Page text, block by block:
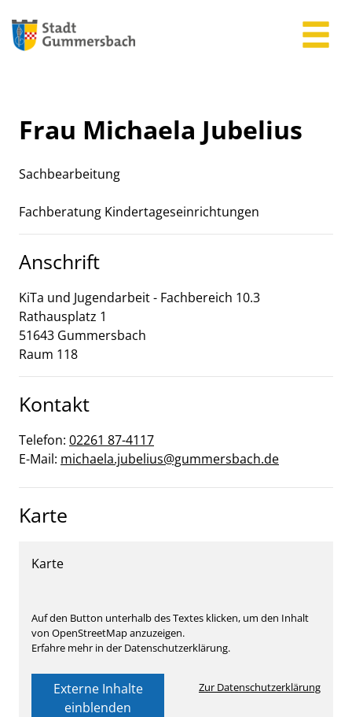
Frau Michaela Jubelius
Sachbearbeitung
Beschreibung
Fachberatung Kindertageseinrichtungen
Anschrift
KiTa und Jugendarbeit - Fachbereich 10.3
Rathausplatz 1
51643 Gummersbach
Raum 118
Kontakt
Telefon: 02261 87-4117
E-Mail: michaela.jubelius@gummersbach.de
Karte
Karte
Auf den Button unterhalb des Textes klicken, um den Inhalt
von OpenStreetMap anzuzeigen.
Erfahre mehr in der Datenschutzerklärung.
Externe Inhalte
einblenden
Zur Datenschutzerklärung